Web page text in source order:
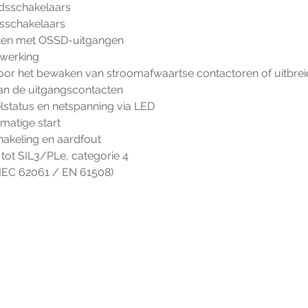
met OSSD-uitgangen
het bewaken van stroomafwaartse contactoren of
de uitgangscontacten
en netspanning via LED
start
en aardfout
SIL3/PLe, categorie 4
62061 / EN 61508)